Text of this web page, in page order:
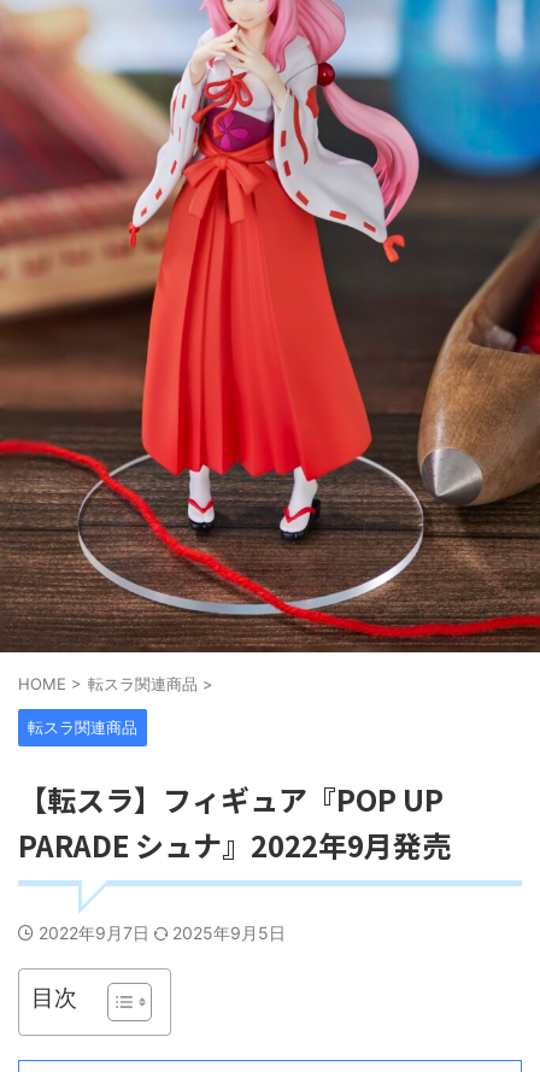
HOME > 転スラ関連商品 >
転スラ関連商品
【転スラ】フィギュア『POP UP
PARADE シュナ』2022年9月発売
2022年9月7日 2025年9月5日
目次